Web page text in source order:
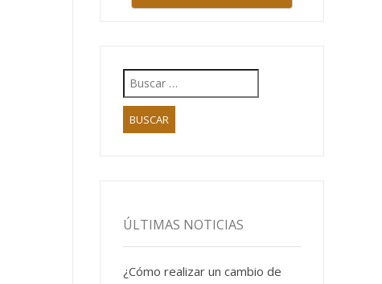
ÚLTIMAS NOTICIAS
¿Cómo realizar un cambio de